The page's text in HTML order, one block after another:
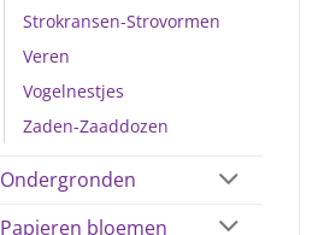
Strokransen-Strovormen
Veren
Vogelnestjes
Zaden-Zaaddozen
Ondergronden
Papieren bloemen